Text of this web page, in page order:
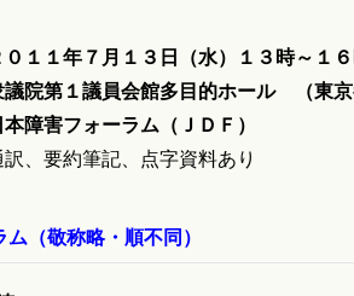
０１１年７月１３日（水）１３時～１
議院第１議員会館多目的ホール （東京
障害フォーラム（ＪＤＦ）
、要約筆記、点字資料あり
ム（敬称略・順不同）